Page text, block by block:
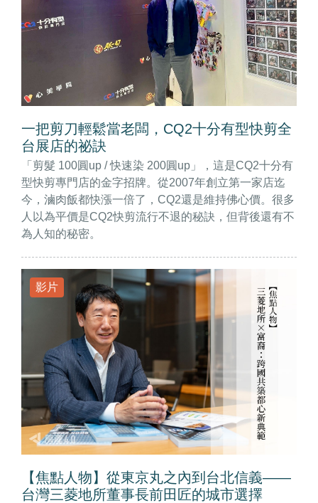
一把剪刀輕鬆當老闆，CQ2十分有型快剪全
台展店的祕訣
「剪髮 100圓up / 快速染 200圓up」，這是CQ2十分有
型快剪專門店的金字招牌。從2007年創立第一家店迄
今，滷肉飯都快漲一倍了，CQ2還是維持佛心價。很多
人以為平價是CQ2快剪流行不退的秘訣，但背後還有不
為人知的秘密。
影片
【焦點人物】從東京丸之內到台北信義——
台灣三菱地所董事長前田匠的城市選擇